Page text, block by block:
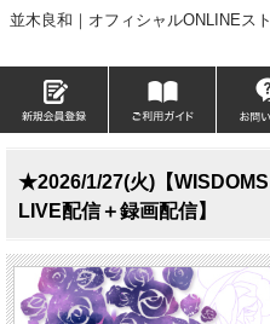
並木良和｜オフィシャルONLINEス
★2026/1/27(火)【
LIVE配信＋録画配信】